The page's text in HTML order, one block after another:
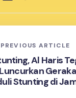
PREVIOUS ARTICLE
Al Haris
Stunting di